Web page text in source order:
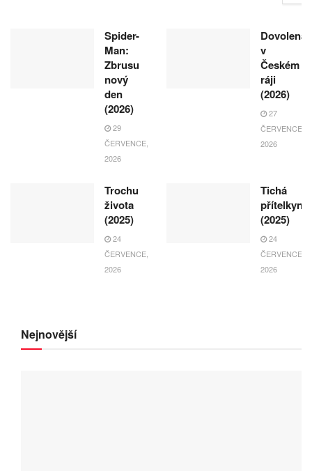
Spider-
Man:
Zbrusu
nový
den
(2026)
29
ČERVENCE,
2026
Dovolená
v
Českém
ráji
(2026)
27
ČERVENCE,
2026
Trochu
života
(2025)
24
ČERVENCE,
2026
Tichá
přítelkyně
(2025)
24
ČERVENCE,
2026
Nejnovější